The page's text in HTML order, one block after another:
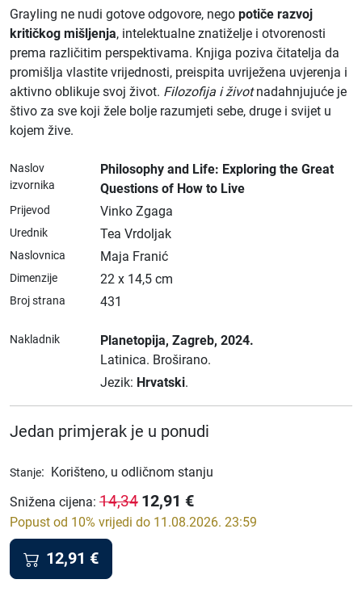
Grayling ne nudi gotove odgovore, nego potiče razvoj
kritičkog mišljenja, intelektualne znatiželje i otvorenosti
prema različitim perspektivama. Knjiga poziva čitatelja da
promišlja vlastite vrijednosti, preispita uvriježena uvjerenja i
aktivno oblikuje svoj život. Filozofija i životnadahnjujuće je
štivo za sve koji žele bolje razumjeti sebe, druge i svijet u
kojem žive.
Naslov
izvornika
Philosophy and Life: Exploring the Great
Questions of How to Live
Prijevod Vinko Zgaga
Urednik Tea Vrdoljak
Naslovnica Maja Franić
Dimenzije 22 x 14,5 cm
Broj strana 431
Nakladnik Planetopija, Zagreb, 2024.
Latinica. Broširano.
Jezik: Hrvatski.
Jedan primjerak je u ponudi
Stanje: Korišteno, u odličnom stanju
Snižena cijena: 14,34 12,91 €
Popust od 10% vrijedi do 11.08.2026. 23:59
12,91 €